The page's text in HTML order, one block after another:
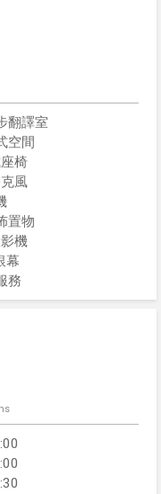
翻譯室
空間
椅
風
置物
機
幕
務